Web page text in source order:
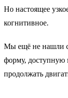
Но настоящее
когнитивное.
Мы ещё не нашли
форму, доступную
продолжать